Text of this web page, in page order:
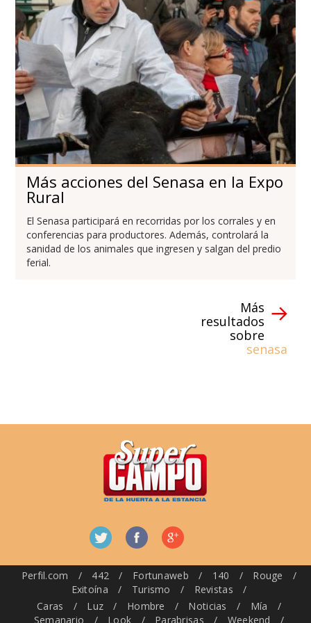
Más acciones del Senasa en la Expo
Rural
El Senasa participará en recorridas por los corrales y en
conferencias para productores. Además, controlará la
sanidad de los animales que ingresen y salgan del predio
ferial.
Más
resultados
sobre
senasa
Perfil.com / 442 / Fortunaweb / 140 / Rouge
/
Exitoína
/ Turismo / Revistas
/
Caras
/ Luz / Hombre / Noticias / Mía
/
Semanario
/ Look / Parabrisas / Weekend /